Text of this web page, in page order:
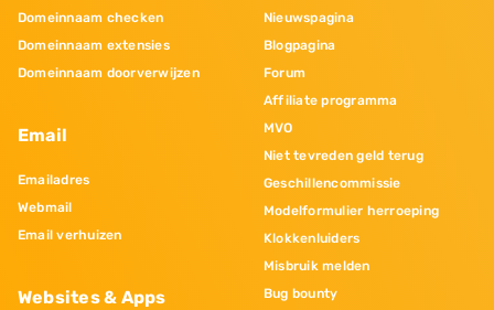
Domeinnaam checken
Domeinnaam extensies
Domeinnaam doorverwijzen
Email
Emailadres
Webmail
Email verhuizen
Websites & Apps
Nieuwspagina
Blogpagina
Forum
Affiliate programma
MVO
Niet tevreden geld terug
Geschillencommissie
Modelformulier herroeping
Klokkenluiders
Misbruik melden
Bug bounty